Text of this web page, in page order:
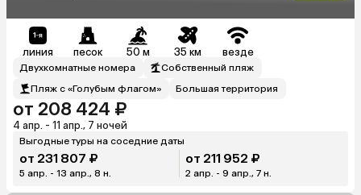
линия песок 50 м 35 км везде
Двухкомнатные номера
Собственный пляж
Пляж с «Голубым флагом»
Большая территория
от 208 424 ₽
4 апр. - 11 апр., 7 ночей
Выгодные туры на соседние даты
от 231 807 ₽
5 апр. - 13 апр., 8 н.
от 211 952 ₽
2 апр. - 9 апр., 7 н.